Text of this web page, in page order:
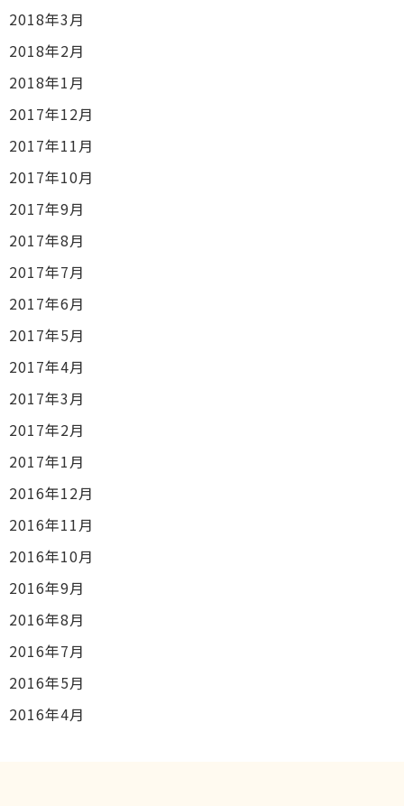
2018年3月
2018年2月
2018年1月
2017年12月
2017年11月
2017年10月
2017年9月
2017年8月
2017年7月
2017年6月
2017年5月
2017年4月
2017年3月
2017年2月
2017年1月
2016年12月
2016年11月
2016年10月
2016年9月
2016年8月
2016年7月
2016年5月
2016年4月